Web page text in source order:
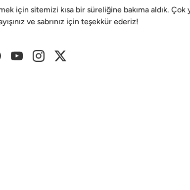
için sitemizi kısa bir süreliğine bakıma aldık. Çok
ve sabrınız için teşekkür ederiz!
YouTubeInstagramTwitter